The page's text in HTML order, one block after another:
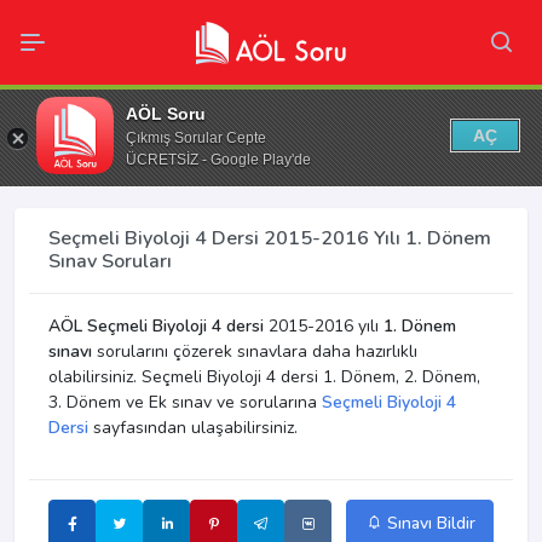
AÖL Soru
Çıkmış Sorular Cepte
ÜCRETSİZ - Google Play'de
AÇ
Seçmeli Biyoloji 4 Dersi 2015-2016 Yılı 1. Dönem
Sınav Soruları
AÖL Seçmeli Biyoloji 4 dersi 2015-2016 yılı 1. Dönem
sınavı sorularını çözerek sınavlara daha hazırlıklı
olabilirsiniz. Seçmeli Biyoloji 4 dersi 1. Dönem, 2. Dönem,
3. Dönem ve Ek sınav ve sorularına Seçmeli Biyoloji 4
Dersi sayfasından ulaşabilirsiniz.
Sınavı Bildir